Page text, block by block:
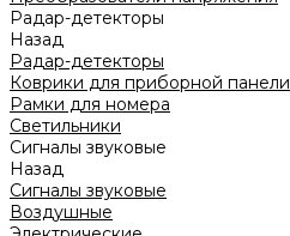
Радар-детекторы
Назад
Радар-детекторы
Коврики для приборной панели
Рамки для номера
Светильники
Сигналы звуковые
Назад
Сигналы звуковые
Воздушные